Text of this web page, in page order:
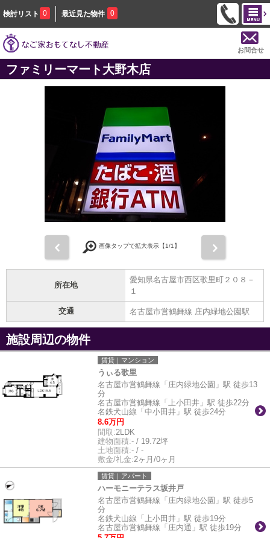
検討リスト 0 最近見た物件 0
お問合せ
ファミリーマート大野木店
画像タップで拡大表示【1/1】
所在地
愛知県名古屋市西区歌里町２０８－
１
交通 名古屋市営鶴舞線 庄内緑地公園駅
施設周辺の物件
賃貸｜マンション
うぃる歌里
名古屋市営鶴舞線「庄内緑地公園」駅 徒歩13
分
名古屋市営鶴舞線「上小田井」駅 徒歩22分
名鉄犬山線「中小田井」駅 徒歩24分
8.6万円
間取:2LDK
建物面積:- / 19.72坪
土地面積:- / -
敷金/礼金:2ヶ月/0ヶ月
賃貸｜アパート
ハーモニーテラス坂井戸
名古屋市営鶴舞線「庄内緑地公園」駅 徒歩5
分
名鉄犬山線「上小田井」駅 徒歩19分
名古屋市営鶴舞線「庄内通」駅 徒歩19分